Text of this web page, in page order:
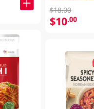
$18.00
$10.00